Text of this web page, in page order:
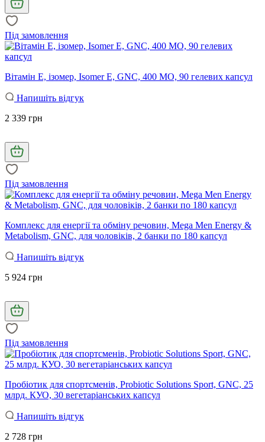
Під замовлення
Вітамін Е, ізомер, Isomer E, GNC, 400 МО, 90 гелевих капсул
Напишіть відгук
2 339 грн
Під замовлення
Комплекс для енергії та обміну речовин, Mega Men Energy &
Metabolism, GNC, для чоловіків, 2 банки по 180 капсул
Напишіть відгук
5 924 грн
Під замовлення
Пробіотик для спортсменів, Probiotic Solutions Sport, GNC, 25
млрд. КУО, 30 вегетаріанських капсул
Напишіть відгук
2 728 грн